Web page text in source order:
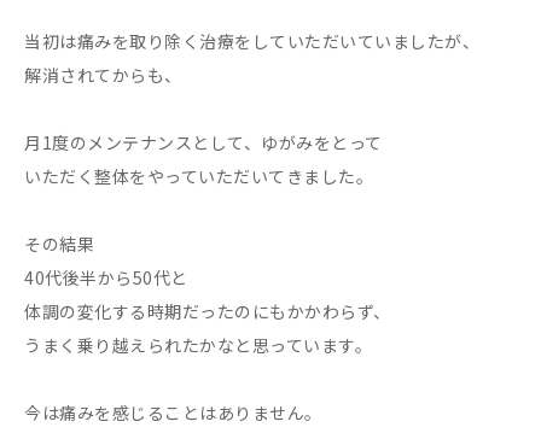
当初は痛みを取り除く治療をしていただいていましたが、
解消されてからも、
月1度のメンテナンスとして、ゆがみをとって
いただく整体をやっていただいてきました。
その結果
40代後半から50代と
体調の変化する時期だったのにもかかわらず、
うまく乗り越えられたかなと思っています。
今は痛みを感じることはありません。